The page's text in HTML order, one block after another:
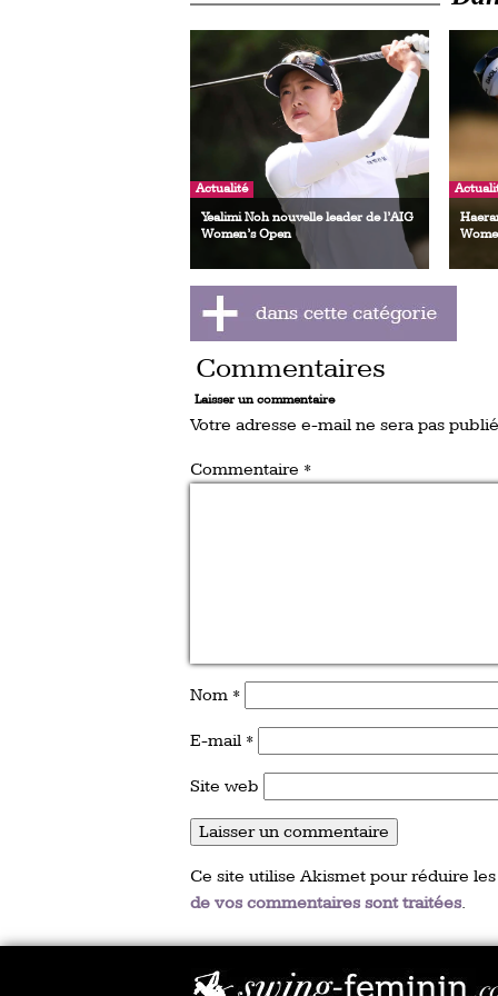
Actualité
Yealimi Noh nouvelle leader de l’AIG
Women’s Open
Commentaires
Laisser un commentaire
Votre adresse e-mail ne sera pas
Commentaire *
Nom *
E-mail *
Site web
Ce site utilise Akismet pour réduire
de vos commentaires sont traitées.